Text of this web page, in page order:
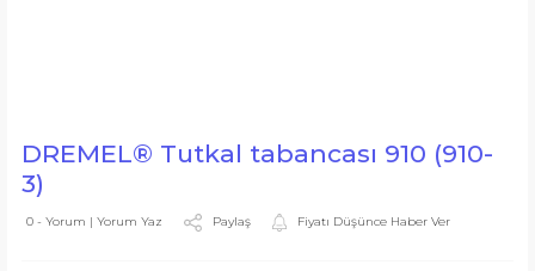
DREMEL® Tutkal tabancası 910 (910-
3)
0 - Yorum | Yorum Yaz Paylaş Fiyatı Düşünce Haber Ver